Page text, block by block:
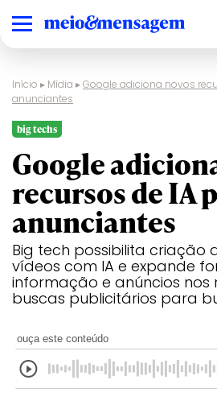
Início ▸ Mídia ▸Google adiciona novos
anunciantes
big techs
Google
recursos de IA
anunciantes
Big tech possibilita criação
vídeos com IA e expande
informação e anúncios nos
buscas publicitários para
ouça este conteúdo